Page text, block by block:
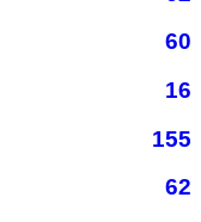
60
16
155
62